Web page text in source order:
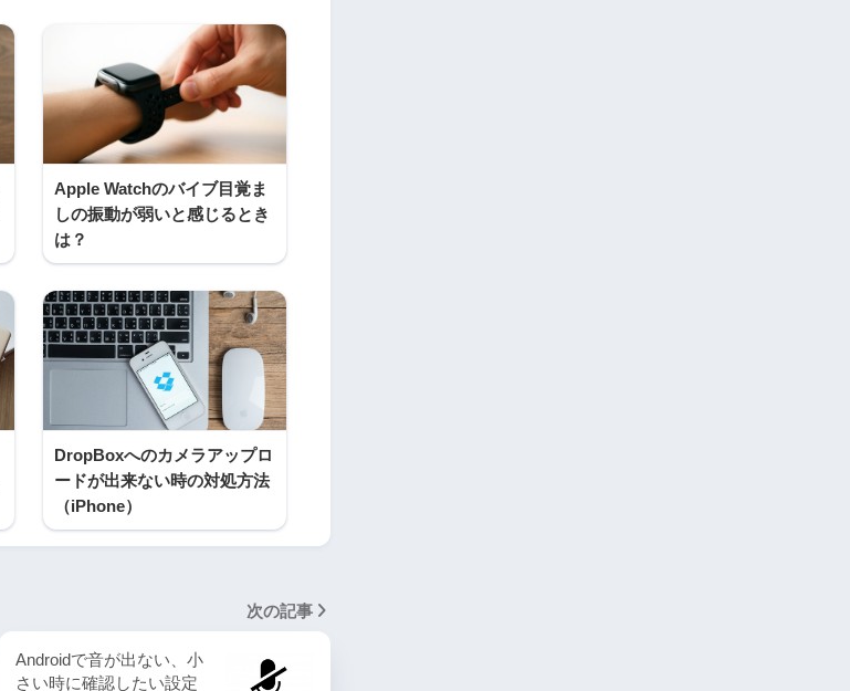
Apple Watchのバイブ目覚ま
しの振動が弱いと感じるとき
は？
DropBoxへのカメラアップロ
ードが出来ない時の対処方法
（iPhone）
次の記事
Androidで音が出ない、小
さい時に確認したい設定